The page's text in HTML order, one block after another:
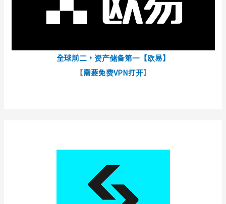
全球前二，资产储备第一【欧易】
【需要免费VPN打开】